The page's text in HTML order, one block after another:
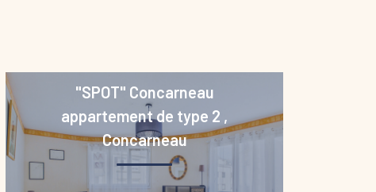
"SPOT" Concarneau
appartement de type 2 ,
Concarneau